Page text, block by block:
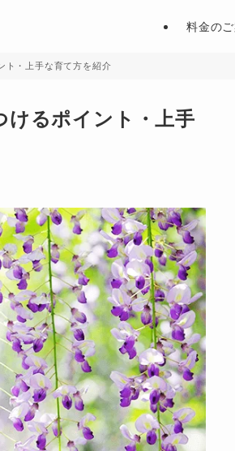
料金の
ト・上手な育て方を紹介
けるポイント・上手